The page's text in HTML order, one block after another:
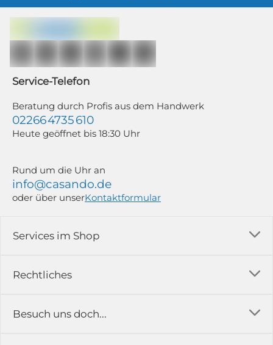
casando (Holz-Richter GmbH) sowie zur Interessen-Analyse durch
jederzeit mit Wirkung für die Zukunft und ohne Angabe von Gründen
Weitere Informationen findest du in unserer Datenschutzerklärung.
Rechtliches
Impressum
Services im Shop
Versandkosten
Erfahrungsberichte & Bewertungen
Besuch uns doch...
Service-Telefon
Beratung durch Profis aus dem Handwerk
02266 4735 610
Heute geöffnet bis 18:30 Uhr
Rund um die Uhr an
info@casando.de
oder über unserKontaktformular